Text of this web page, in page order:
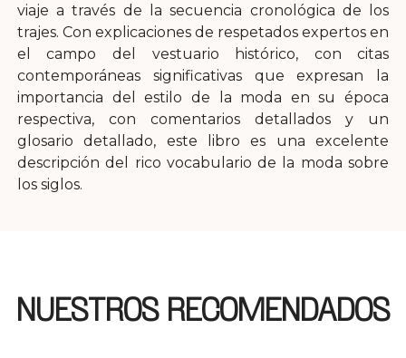
viaje a través de la secuencia cronológica de los
trajes. Con explicaciones de respetados expertos en
el campo del vestuario histórico, con citas
contemporáneas significativas que expresan la
importancia del estilo de la moda en su época
respectiva, con comentarios detallados y un
glosario detallado, este libro es una excelente
descripción del rico vocabulario de la moda sobre
los siglos.
NUESTROS RECOMENDADOS